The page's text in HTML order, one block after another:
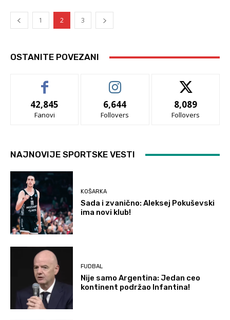
1 2 3
OSTANITE POVEZANI
42,845
Fanovi
6,644
Follovers
8,089
Follovers
NAJNOVIJE SPORTSKE VESTI
KOŠARKA
Sada i zvanično: Aleksej Pokuševski
ima novi klub!
FUDBAL
Nije samo Argentina: Jedan ceo
kontinent podržao Infantina!